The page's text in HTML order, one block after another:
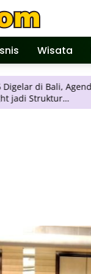
Wisata
Agendanya